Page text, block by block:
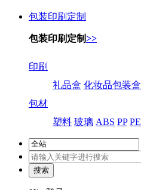
包装印刷定制
包装印刷定制>>
印刷
礼品盒 化妆品包装盒
包材
塑料 玻璃 ABS PP PE